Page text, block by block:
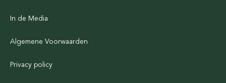
In de Media
Algemene Voorwaarden
Privacy policy